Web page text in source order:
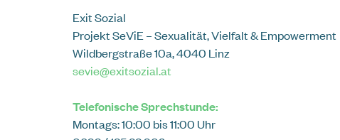
Exit Sozial
Projekt SeViE – Sexualität, Vielfalt & Empowerment
Wildbergstraße 10a, 4040 Linz
sevie@exitsozial.at
Telefonische Sprechstunde:
Montags: 10:00 bis 11:00 Uhr